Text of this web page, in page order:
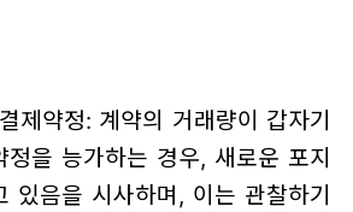
제약정: 계약의 거래량이 갑자기
정을 능가하는 경우, 새로운 포지
있음을 시사하며, 이는 관찰하기